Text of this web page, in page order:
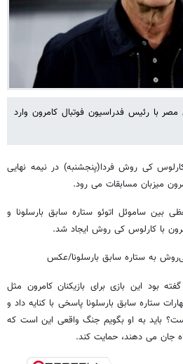
با رئیس فدراسیون فوتبال کامرون وارد
کی روش فردا(پنجشنبه) در نیمه نهایی
میزبان مسابقات می رود.
ساموئل اتوئو ستاره سابق بارسلونا و
با کارلوس کی روش ایجاد شد.
بود این بازی برای بازیکنان کامرون مثل
ستاره سابق بارسلونا پاسخی با کنایه داد و
باید به او بگویم جنگ واقعی این است که
جان می دهند، حمایت کند.